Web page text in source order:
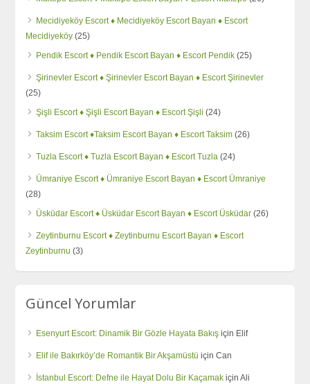
Mecidiyeköy Escort ♦️ Mecidiyeköy Escort Bayan ♦️ Escort
Mecidiyeköy (25)
Pendik Escort ♦️ Pendik Escort Bayan ♦️ Escort Pendik (25)
Şirinevler Escort ♦️ Şirinevler Escort Bayan ♦️ Escort Şirinevler
(25)
Şişli Escort ♦️ Şişli Escort Bayan ♦️ Escort Şişli (24)
Taksim Escort ♦️Taksim Escort Bayan ♦️ Escort Taksim (26)
Tuzla Escort ♦️ Tuzla Escort Bayan ♦️ Escort Tuzla (24)
Ümraniye Escort ♦️ Ümraniye Escort Bayan ♦️ Escort Ümraniye
(28)
Üsküdar Escort ♦️ Üsküdar Escort Bayan ♦️ Escort Üsküdar (26)
Zeytinburnu Escort ♦️ Zeytinburnu Escort Bayan ♦️ Escort
Zeytinburnu (3)
Güncel Yorumlar
Esenyurt Escort: Dinamik Bir Gözle Hayata Bakış için Elif
Elif ile Bakırköy’de Romantik Bir Akşamüstü içinCan
İstanbul Escort: Defne ile Hayat Dolu Bir Kaçamak içinAli